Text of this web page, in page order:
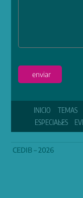
enviar
INICIO TEMAS
ESPECIALES
CEDIB – 2026